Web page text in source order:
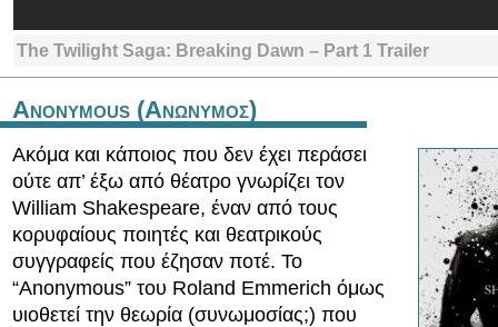
The Twilight Saga: Breaking Dawn – Part 1 Trailer
Anonymous (Ανωνυμος)
Ακόμα και κάποιος που δεν έχει περάσει
ούτε απ’ έξω από θέατρο γνωρίζει τον
William Shakespeare, έναν από τους
κορυφαίους ποιητές και θεατρικούς
συγγραφείς που έζησαν ποτέ. Το
“Anonymous” του Roland Emmerich όμως
υιοθετεί την θεωρία (συνωμοσίας;) που